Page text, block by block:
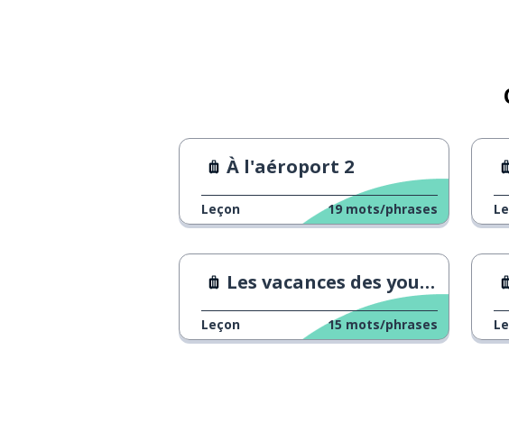
À l'aéroport 2
Leçon 19 mots/phrases
Les vacances des youtubeurs
Leçon 15 mots/phrases